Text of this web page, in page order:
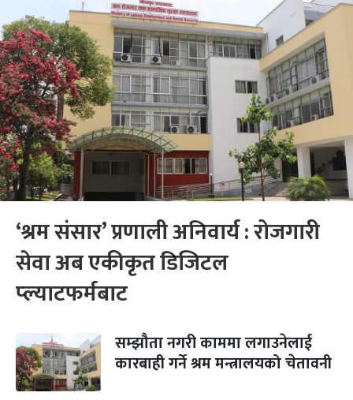
‘श्रम संसार’ प्रणाली अनिवार्य : रोजगारी
सेवा अब एकीकृत डिजिटल
प्ल्याटफर्मबाट
सम्झौता नगरी काममा लगाउनेलाई
कारबाही गर्ने श्रम मन्त्रालयको चेतावनी